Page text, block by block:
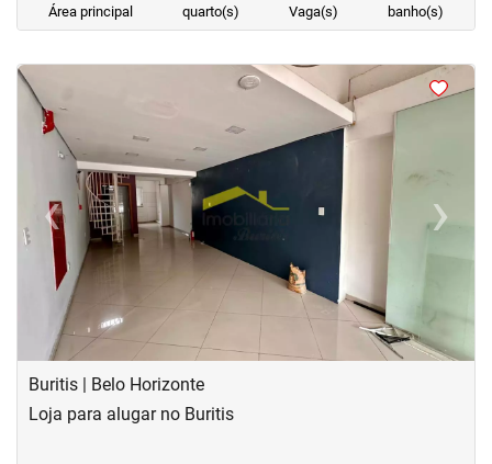
Área principal
quarto(s)
Vaga(s)
banho(s)
<<
‹
Previous ›Next
Buritis | Belo Horizonte
Loja para alugar no Buritis